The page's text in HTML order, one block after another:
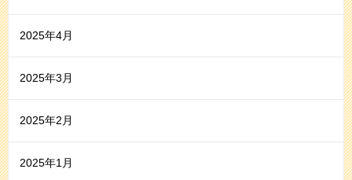
2025年4月
2025年3月
2025年2月
2025年1月